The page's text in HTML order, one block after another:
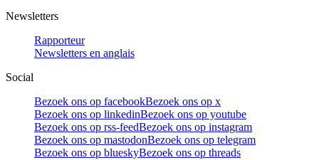
Newsletters
Rapporteur
Newsletters en anglais
Social
Bezoek ons op facebookBezoek ons op x
Bezoek ons op linkedinBezoek ons op youtube
Bezoek ons op rss-feedBezoek ons op instagram
Bezoek ons op mastodonBezoek ons op telegram
Bezoek ons op blueskyBezoek ons op threads